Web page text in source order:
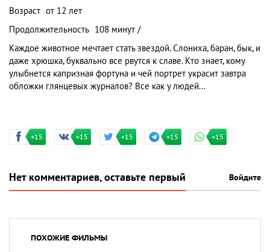
Возраст от 12 лет
Продолжительность 108 минут /
Каждое животное мечтает стать звездой. Слониха, баран, бык, и
даже хрюшка, буквально все рвутся к славе. Кто знает, кому
улыбнется капризная фортуна и чей портрет украсит завтра
обложки глянцевых журналов? Все как у людей...
+15 +15 +15 +15 +15
Нет комментариев, оставьте первый Войдите
ПОХОЖИЕ ФИЛЬМЫ